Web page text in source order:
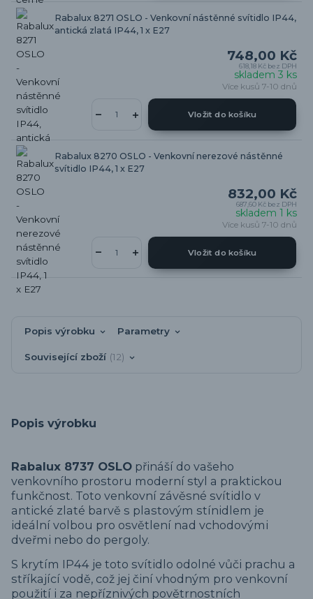
Rabalux 8271 OSLO - Venkovní nástěnné svítidlo IP44,
antická zlatá IP44, 1 x E27
748,00 Kč
618,18 Kč bez DPH
skladem 3 ks
Více kusů 7-10 dnů
Vložit do košíku
Rabalux 8270 OSLO - Venkovní nerezové nástěnné
svítidlo IP44, 1 x E27
832,00 Kč
687,60 Kč bez DPH
skladem 1 ks
Více kusů 7-10 dnů
Vložit do košíku
Popis výrobku Parametry
Související zboží 12
Popis výrobku
Rabalux 8737 OSLO přináší do vašeho
venkovního prostoru moderní styl a praktickou
funkčnost. Toto venkovní závěsné svítidlo v
antické zlaté barvě s plastovým stínidlem je
ideální volbou pro osvětlení nad vchodovými
dveřmi nebo do pergoly.
S krytím IP44 je toto svítidlo odolné vůči prachu a
stříkající vodě, což jej činí vhodným pro venkovní
použití i za nepříznivých povětrnostních